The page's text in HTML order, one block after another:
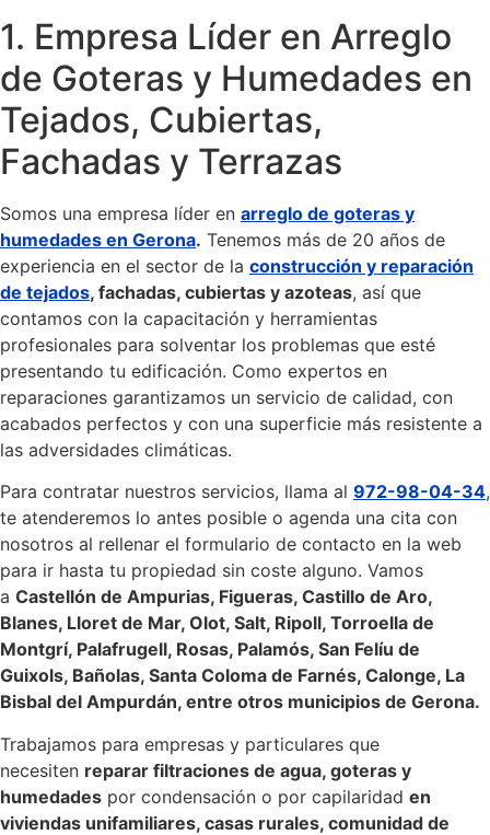
1. Empresa Líder en Arreglo
de Goteras y Humedades en
Tejados, Cubiertas,
Fachadas y Terrazas
Somos una empresa líder en arreglo de goteras y
humedades en Gerona. Tenemos más de 20 años de
experiencia en el sector de la construcción y reparación
de tejados, fachadas, cubiertas y azoteas, así que
contamos con la capacitación y herramientas
profesionales para solventar los problemas que esté
presentando tu edificación. Como expertos en
reparaciones garantizamos un servicio de calidad, con
acabados perfectos y con una superficie más resistente a
las adversidades climáticas.
Para contratar nuestros servicios, llama al 972-98-04-34,
te atenderemos lo antes posible o agenda una cita con
nosotros al rellenar el formulario de contacto en la web
para ir hasta tu propiedad sin coste alguno. Vamos
a Castellón de Ampurias, Figueras, Castillo de Aro,
Blanes, Lloret de Mar, Olot, Salt, Ripoll, Torroella de
Montgrí, Palafrugell, Rosas, Palamós, San Felíu de
Guixols, Bañolas, Santa Coloma de Farnés, Calonge, La
Bisbal del Ampurdán, entre otros municipios de Gerona.
Trabajamos para empresas y particulares que
necesiten reparar filtraciones de agua, goteras y
humedades por condensación o por capilaridad en
viviendas unifamiliares, casas rurales, comunidad de